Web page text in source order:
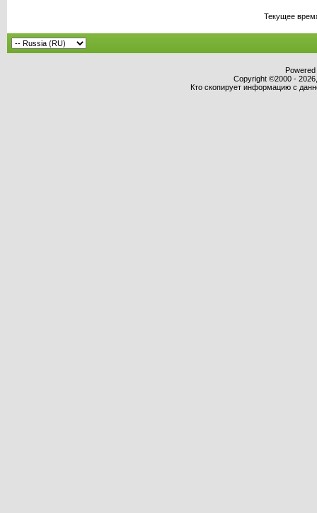
Текущее
Copyright ©2000 -
Кто скопирует информацию с